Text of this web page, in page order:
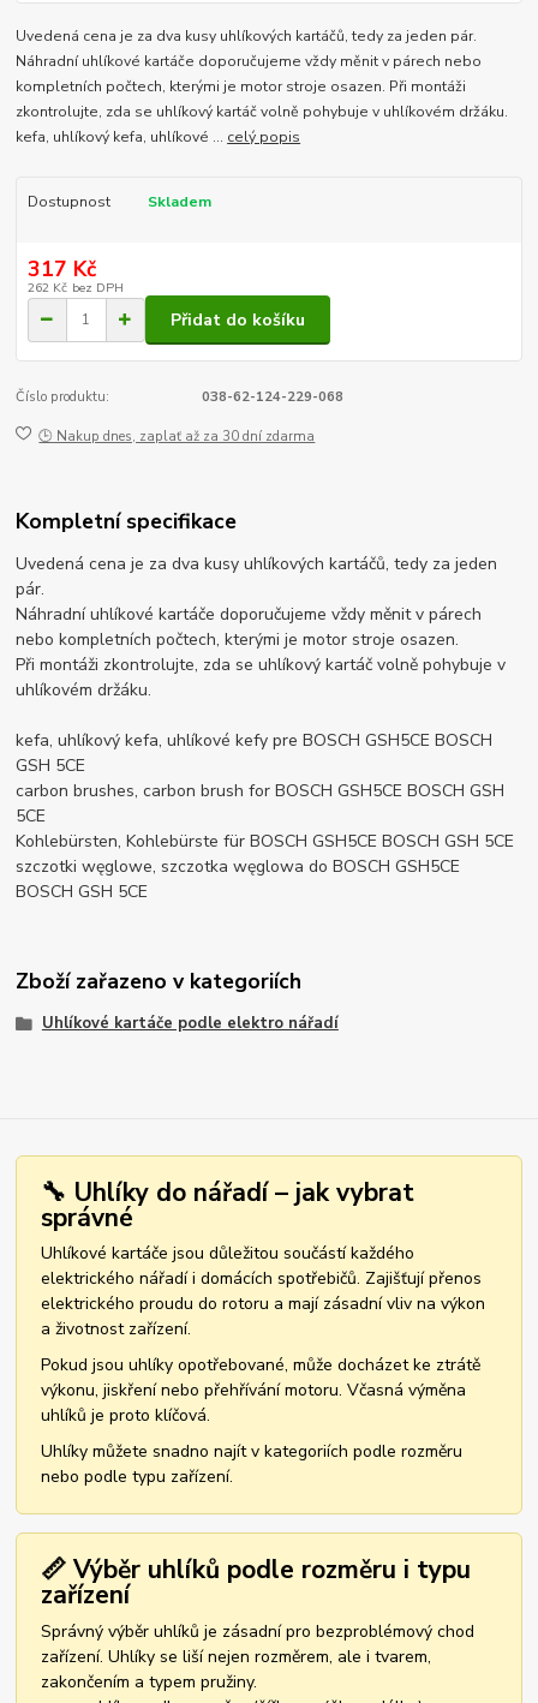
Uvedená cena je za dva kusy uhlíkových kartáčů, tedy za jeden pár.
Náhradní uhlíkové kartáče doporučujeme vždy měnit v párech nebo
kompletních počtech, kterými je motor stroje osazen. Při montáži
zkontrolujte, zda se uhlíkový kartáč volně pohybuje v uhlíkovém držáku.
kefa, uhlíkový kefa, uhlíkové ... celý popis
Dostupnost Skladem
317 Kč
262 Kč bez DPH
Přidat do košíku
Číslo produktu: 038-62-124-229-068
🕒 Nakup dnes, zaplať až za 30 dní zdarma
Kompletní specifikace
Uvedená cena je za dva kusy uhlíkových kartáčů, tedy za jeden
pár.
Náhradní uhlíkové kartáče doporučujeme vždy měnit v párech
nebo kompletních počtech, kterými je motor stroje osazen.
Při montáži zkontrolujte, zda se uhlíkový kartáč volně pohybuje v
uhlíkovém držáku.
kefa, uhlíkový kefa, uhlíkové kefy pre BOSCH GSH5CE BOSCH
GSH 5CE
carbon brushes, carbon brush for BOSCH GSH5CE BOSCH GSH
5CE
Kohlebürsten, Kohlebürste für BOSCH GSH5CE BOSCH GSH 5CE
szczotki węglowe, szczotka węglowa do BOSCH GSH5CE
BOSCH GSH 5CE
Zboží zařazeno v kategoriích
Uhlíkové kartáče podle elektro nářadí
🔧 Uhlíky do nářadí – jak vybrat
správné
Uhlíkové kartáče jsou důležitou součástí každého
elektrického nářadí i domácích spotřebičů. Zajišťují přenos
elektrického proudu do rotoru a mají zásadní vliv na výkon
a životnost zařízení.
Pokud jsou uhlíky opotřebované, může docházet ke ztrátě
výkonu, jiskření nebo přehřívání motoru. Včasná výměna
uhlíků je proto klíčová.
Uhlíky můžete snadno najít v kategoriích podle rozměru
nebo podle typu zařízení.
📏 Výběr uhlíků podle rozměru i typu
zařízení
Správný výběr uhlíků je zásadní pro bezproblémový chod
zařízení. Uhlíky se liší nejen rozměrem, ale i tvarem,
zakončením a typem pružiny.